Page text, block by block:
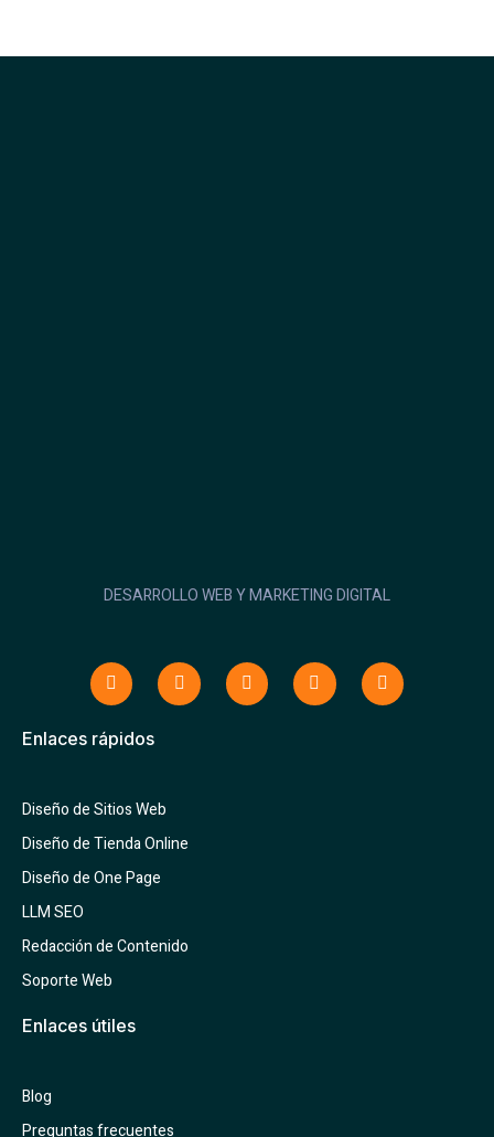
DESARROLLO WEB Y MARKETING DIGITAL
Enlaces rápidos
Diseño de Sitios Web
Diseño de Tienda Online
Diseño de One Page
LLM SEO
Redacción de Contenido
Soporte Web
Enlaces útiles
Blog
Preguntas frecuentes